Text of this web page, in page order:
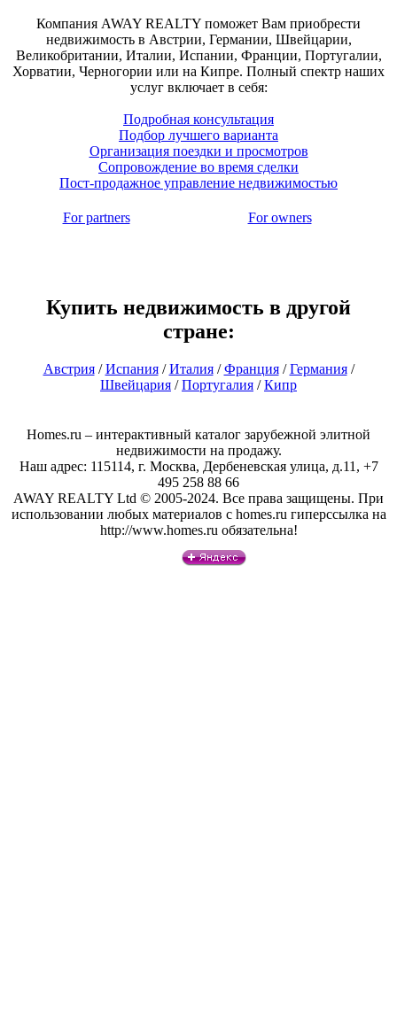
Компания AWAY REALTY поможет Вам приобрести
недвижимость в Австрии, Германии, Швейцарии,
Великобритании, Италии, Испании, Франции, Португалии,
Хорватии, Черногории или на Кипре. Полный спектр наших
услуг включает в себя:
Подробная консультация
Подбор лучшего варианта
Организация поездки и просмотров
Сопровождение во время сделки
Пост-продажное управление недвижимостью
For partners For owners
Купить недвижимость в другой
стране:
Австрия/Испания/Италия/Франция/Германия/
Швейцария /Португалия /Кипр
Homes.ru – интерактивный каталог зарубежной элитной
недвижимости на продажу.
Наш адрес: 115114, г. Москва, Дербеневская улица, д.11, +7
495 258 88 66
AWAY REALTY Ltd © 2005-2024. Все права защищены. При
использовании любых материалов с homes.ru гиперссылка на
http://www.homes.ru обязательна!